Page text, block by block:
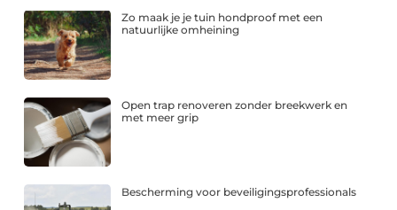
Zo maak je je tuin hondproof met een
natuurlijke omheining
Open trap renoveren zonder breekwerk en
met meer grip
Bescherming voor beveiligingsprofessionals